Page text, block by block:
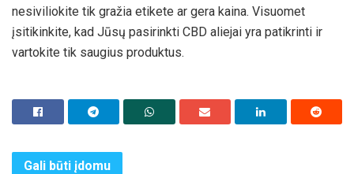
nesiviliokite tik gražia etikete ar gera kaina. Visuomet
įsitikinkite, kad Jūsų pasirinkti CBD aliejai yra patikrinti ir
vartokite tik saugius produktus.
Gali būti įdomu